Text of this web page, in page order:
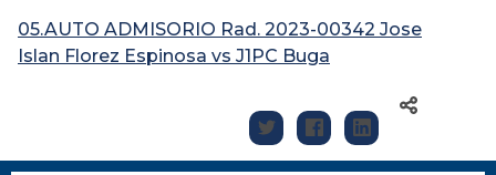
05.AUTO ADMISORIO Rad. 2023-00342 Jose
Islan Florez Espinosa vs J1PC Buga